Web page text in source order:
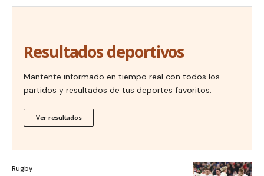
Resultados deportivos
Mantente informado en tiempo real con todos los
partidos y resultados de tus deportes favoritos.
Ver resultados
Rugby